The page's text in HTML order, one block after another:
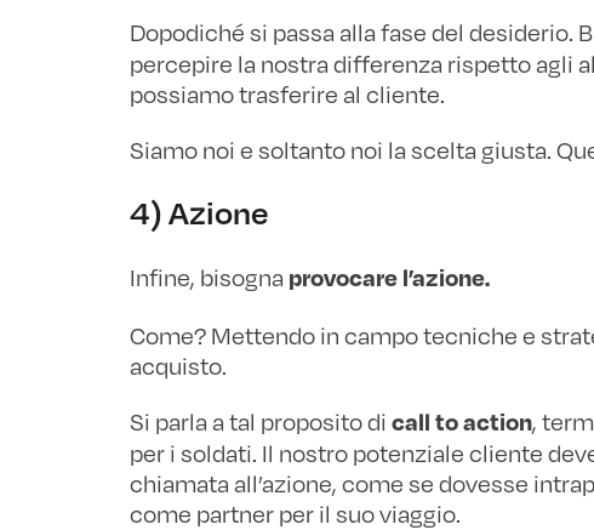
Dopodiché si passa alla fase del desiderio.
percepire la nostra differenza rispetto agli
possiamo trasferire al cliente.
Siamo noi e soltanto noi la scelta giusta.
4) Azione
Infine, bisogna provocare l’azione.
Come? Mettendo in campo tecniche e
acquisto.
Si parla a tal proposito dicall to action,
per i soldati. Il nostro potenziale cliente
chiamata all’azione, come se dovesse
come partner per il suo viaggio.